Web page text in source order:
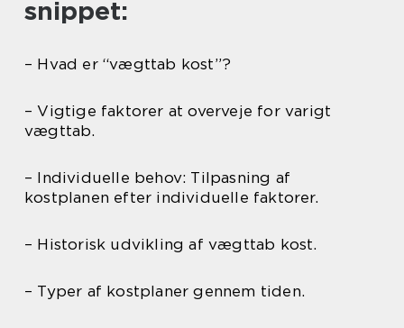
snippet:
– Hvad er “vægttab kost”?
– Vigtige faktorer at overveje for varigt
vægttab.
– Individuelle behov: Tilpasning af
kostplanen efter individuelle faktorer.
– Historisk udvikling af vægttab kost.
– Typer af kostplaner gennem tiden.